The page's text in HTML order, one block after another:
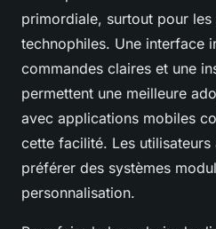
primordiale, surtout pour les
technophiles. Une interface
commandes claires et une
permettent une meilleure
avec applications mobiles
cette facilité. Les utilisateurs
préférer des systèmes
personnalisation.